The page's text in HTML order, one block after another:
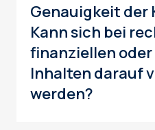
Genauigkeit der
Kann sich bei
finanziellen
Inhalten darauf
werden?